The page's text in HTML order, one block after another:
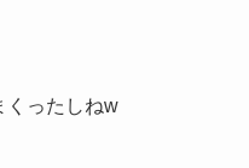
くったしねw